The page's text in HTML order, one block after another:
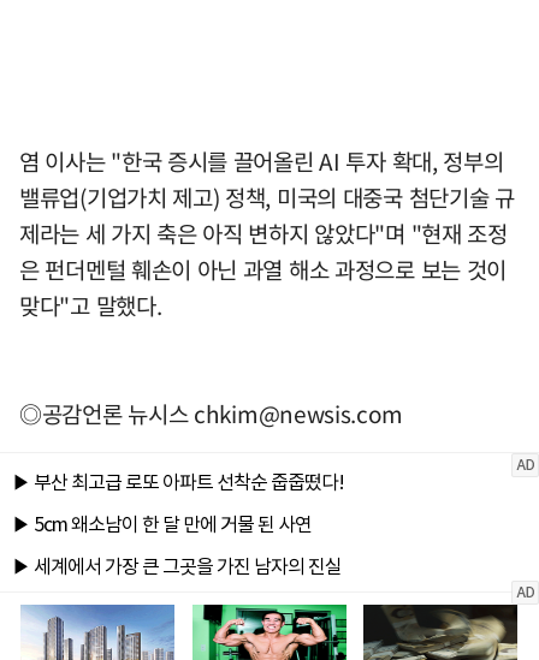
염 이사는 "한국 증시를 끌어올린 AI 투자 확대, 정부의
밸류업(기업가치 제고) 정책, 미국의 대중국 첨단기술 규
제라는 세 가지 축은 아직 변하지 않았다"며 "현재 조정
은 펀더멘털 훼손이 아닌 과열 해소 과정으로 보는 것이
맞다"고 말했다.
◎공감언론 뉴시스chkim@newsis.com